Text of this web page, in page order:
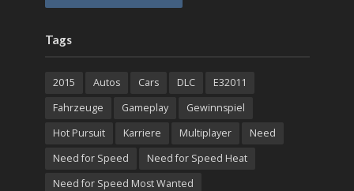
Tags
2015 Autos Cars DLC
E32011
Fahrzeuge
Gameplay
Gewinnspiel
Hot Pursuit
Karriere Multiplayer
Need
Need for Speed
Need for Speed Heat
Need for Speed Most Wanted